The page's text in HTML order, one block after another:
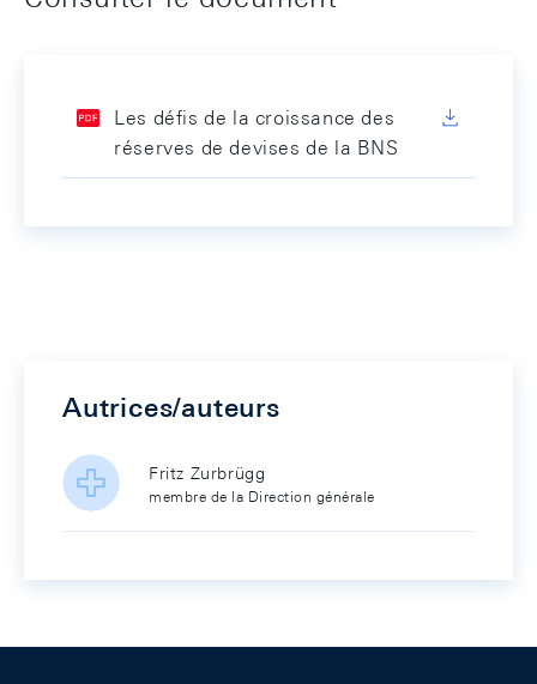
Les défis de la croissance des
réserves de devises de la BNS
Autrices/auteurs
Fritz Zurbrügg
membre de la Direction générale